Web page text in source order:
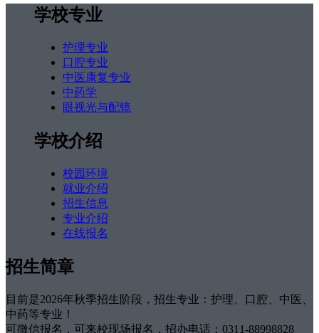
学校专业
护理专业
口腔专业
中医康复专业
中药学
眼视光与配镜
学校介绍
校园环境
就业介绍
招生信息
专业介绍
在线报名
招生简章
目前是2026年秋季招生阶段，招生专业：护理、口腔、中医、
中药等专业！
可微信报名，可来校现场报名，招办电话：0311-88998828